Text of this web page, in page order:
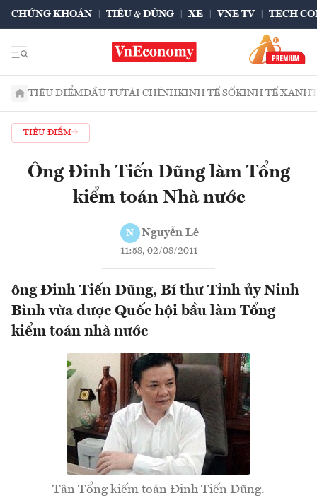
CHỨNG KHOÁN TIÊU & DÙNG XE VNE TV TECH
TIÊU ĐIỂMĐẦU TƯTÀI CHÍNHKINH TẾ SỐKINH TẾ XANH
TIÊU ĐIỂM
Ông Đinh Tiến Dũng làm Tổng
kiểm toán Nhà nước
N Nguyễn Lê
11:58, 02/08/2011
ông Đinh Tiến Dũng, Bí thư Tỉnh ủy Ninh
Bình vừa được Quốc hội bầu làm Tổng
kiểm toán nhà nước
Tân Tổng kiếm toán Đinh Tiến Dũng.